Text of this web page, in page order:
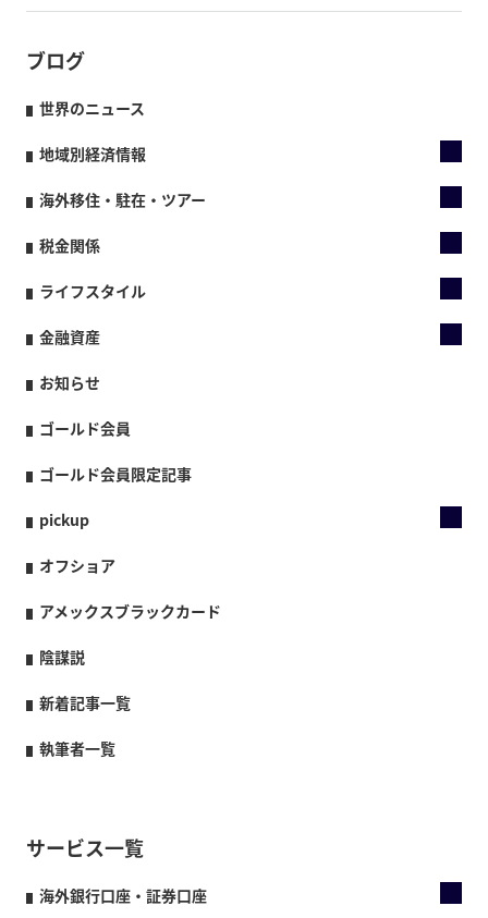
ブログ
世界のニュース
地域別経済情報
海外移住・駐在・ツアー
税金関係
ライフスタイル
金融資産
お知らせ
ゴールド会員
ゴールド会員限定記事
pickup
オフショア
アメックスブラックカード
陰謀説
新着記事一覧
執筆者一覧
サービス一覧
海外銀行口座・証券口座